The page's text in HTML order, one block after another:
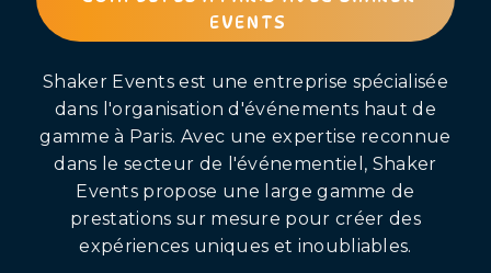
EVENTS
Shaker Events est une entreprise spécialisée
dans l'organisation d'événements haut de
gamme à Paris. Avec une expertise reconnue
dans le secteur de l'événementiel, Shaker
Events propose une large gamme de
prestations sur mesure pour créer des
expériences uniques et inoubliables.